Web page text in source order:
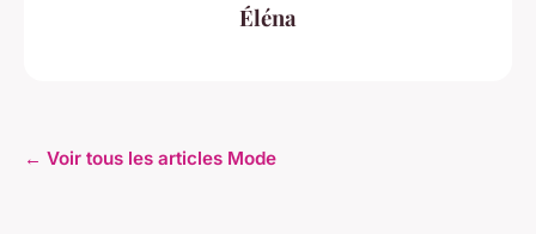
Éléna
← Voir tous les articles Mode